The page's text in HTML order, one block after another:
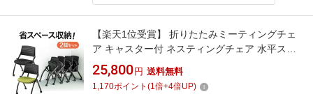
【楽天1位受賞】 折りたたみミーティングチェ
ア キャスター付 ネスティングチェア 水平スタ
ッキング メッシュ製 背もたれチルト機能 2脚セ
ット
25,800 円 送料無料
1,170ポイント (1倍+4倍UP)